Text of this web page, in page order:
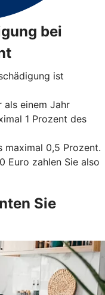
bei
ist
als einem Jahr
1 Prozent des
maximal 0,5 Prozent.
Euro zahlen Sie also
Sie